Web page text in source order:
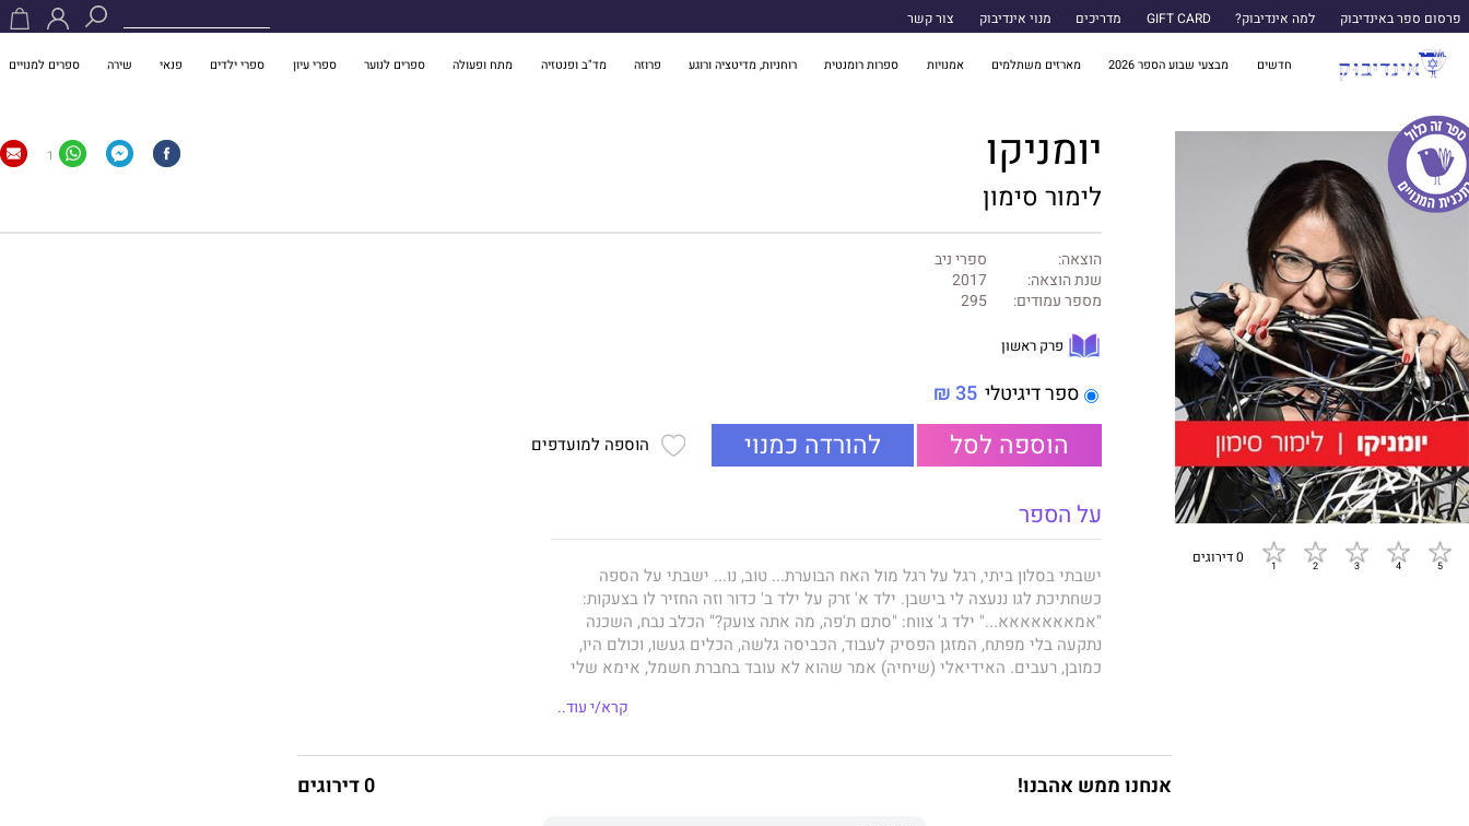
פרסום ספר באינדיבוק למה אינדיבוק? GIFT CARD מדריכים מנוי אינדיבוק צור קשר
חדשים מבצעי שבוע הספר 2026 מארזים משתלמים אמנויות ספרות רומנטית רוחניות, מדיטציה ורוגע פרוזה מד"ב ופנטזיה מתח ופעולה ספרים לנוער ספרי עיון ספרי ילדים פנאי שירה ספרים למנויים
0 דירוגים
יומניקו 1
לימור סימון
הוצאה:
ספרי ניב
שנת הוצאה:
2017
מספר עמודים:
295
פרק ראשון
ספר דיגיטלי 35 ₪
הוספה לסל להורדה כמנוי הוספה למועדפים
על הספר
ישבתי בסלון ביתי, רגל על רגל מול האח הבוערת... טוב, נו... ישבתי על הספה
כשחתיכת לגו ננעצה לי בישבן. ילד א' זרק על ילד ב' כדור וזה החזיר לו בצעקות:
"אמאאאאאאא..." ילד ג' צווח: "סתם ת'פה, מה אתה צועק?" הכלב נבח, השכנה
נתקעה בלי מפתח, המזגן הפסיק לעבוד, הכביסה גלשה, הכלים געשו, וכולם היו,
כמובן, רעבים. האידיאלי (שיחיה) אמר שהוא לא עובד בחברת חשמל, אימא שלי
מה שרציתי זה שיופיעו בדלת האנשים בחלוק הלבן וייקחו אותי למקום שיש בו
"הצילו!" צעקתי על הקיר הפייסבוק, ומשם זה התחיל.
קרא/י עוד..
אנחנו ממש אהבנו! 0 דירוגים